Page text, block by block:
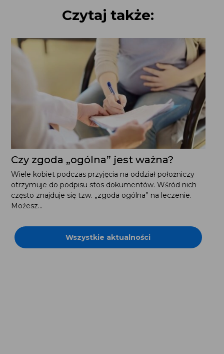
Czytaj także:
Czy zgoda „ogólna” jest ważna?
Wiele kobiet podczas przyjęcia na oddział położniczy
otrzymuje do podpisu stos dokumentów. Wśród nich
często znajduje się tzw. „zgoda ogólna” na leczenie.
Możesz...
Wszystkie aktualności